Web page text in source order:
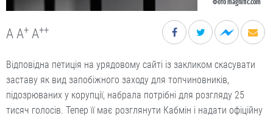
Фото magnific.com
A A+ A++
Відповідна петиція на урядовому сайті із закликом скасувати
заставу як вид запобіжного заходу для топчиновників,
підозрюваних у корупції, набрала потрібні для розгляду 25
тисяч голосів. Тепер її має розглянути Кабмін і надати офіційну